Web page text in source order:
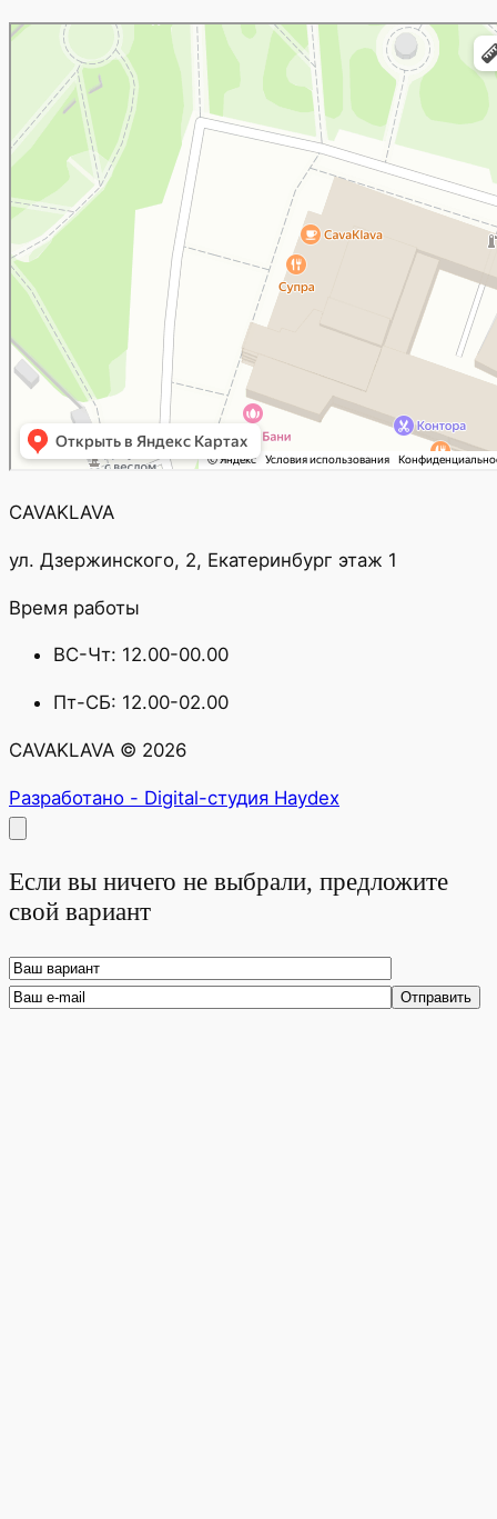
CAVAKLAVA
ул. Дзержинского, 2, Екатеринбург этаж 1
Время работы
ВС-Чт: 12.00-00.00
Пт-СБ: 12.00-02.00
CAVAKLAVA © 2026
Разработано - Digital-студия Haydex
Если вы ничего не выбрали, предложите
свой вариант